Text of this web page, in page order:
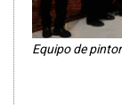
Equipo de